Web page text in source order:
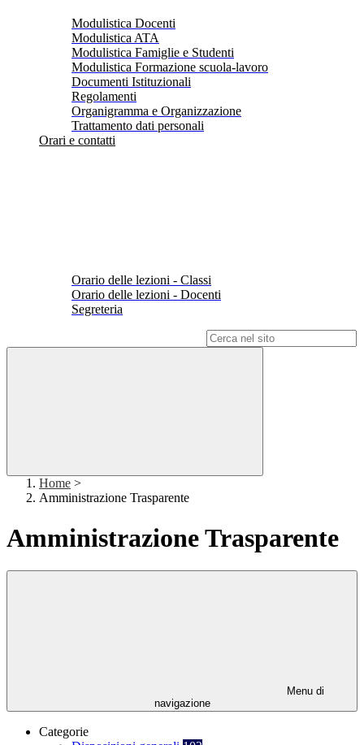
Modulistica Docenti
Modulistica ATA
Modulistica Famiglie e Studenti
Modulistica Formazione scuola-lavoro
Documenti Istituzionali
Regolamenti
Organigramma e Organizzazione
Trattamento dati personali
Orari e contatti
Orario delle lezioni - Classi
Orario delle lezioni - Docenti
Segreteria
Home >
Amministrazione Trasparente
Amministrazione Trasparente
Menu di
navigazione
Categorie